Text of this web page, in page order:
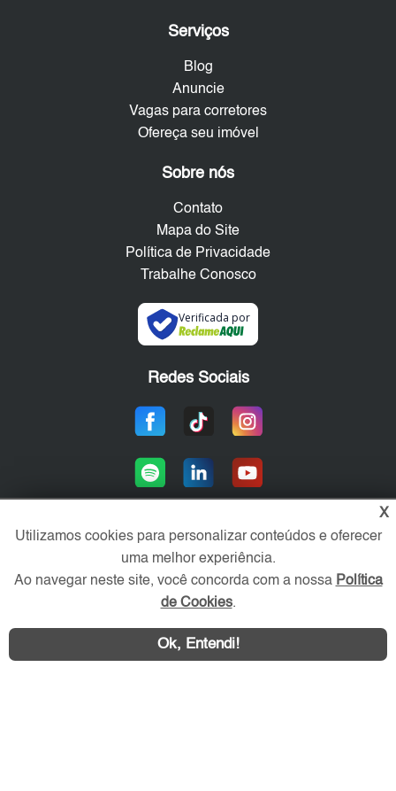
WhatsApp Contatar
Serviços
Blog
Anuncie
Vagas para corretores
Ofereça seu imóvel
Sobre nós
Contato
Mapa do Site
Política de Privacidade
Trabalhe Conosco
Verificada por
Redes Sociais
Área exclusiva aos anunciantes,
acesse sua conta:
X
Utilizamos cookies para personalizar conteúdos e oferecer
uma melhor experiência.
Ao navegar neste site, você concorda com a nossa Política
de Cookies.
Ok, Entendi!